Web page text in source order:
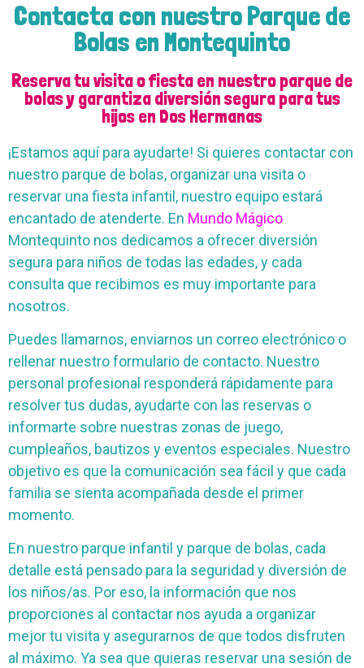
Contacta con nuestro Parque de
Bolas en Montequinto
Reserva tu visita o fiesta en nuestro parque de
bolas y garantiza diversión segura para tus
hijos en Dos Hermanas
¡Estamos aquí para ayudarte! Si quieres contactar con
nuestro parque de bolas, organizar una visita o
reservar una fiesta infantil, nuestro equipo estará
encantado de atenderte. En Mundo Mágico
Montequinto nos dedicamos a ofrecer diversión
segura para niños de todas las edades, y cada
consulta que recibimos es muy importante para
nosotros.
Puedes llamarnos, enviarnos un correo electrónico o
rellenar nuestro formulario de contacto. Nuestro
personal profesional responderá rápidamente para
resolver tus dudas, ayudarte con las reservas o
informarte sobre nuestras zonas de juego,
cumpleaños, bautizos y eventos especiales. Nuestro
objetivo es que la comunicación sea fácil y que cada
familia se sienta acompañada desde el primer
momento.
En nuestro parque infantil y parque de bolas, cada
detalle está pensado para la seguridad y diversión de
los niños/as. Por eso, la información que nos
proporciones al contactar nos ayuda a organizar
mejor tu visita y asegurarnos de que todos disfruten
al máximo. Ya sea que quieras reservar una sesión de